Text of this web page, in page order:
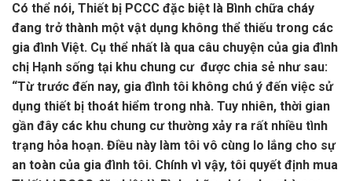
Có thể nói, Thiết bị PCCC đặc biệt là Bình chữa cháy
đang trở thành một vật dụng không thể thiếu trong các
gia đình Việt. Cụ thể nhất là qua câu chuyện của gia đình
chị Hạnh sống tại khu chung cư được chia sẻ như sau:
“Từ trước đến nay, gia đình tôi không chú ý đến việc sử
dụng thiết bị thoát hiểm trong nhà. Tuy nhiên, thời gian
gần đây các khu chung cư thường xảy ra rất nhiều tình
trạng hỏa hoạn. Điều này làm tôi vô cùng lo lắng cho sự
an toàn của gia đình tôi. Chính vì vậy, tôi quyết định mua